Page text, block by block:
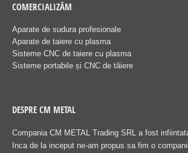
COMERCIALIZĂM
Aparate de sudura profesionale
Aparate de taiere cu plasma
Sisteme CNC de taiere cu plasma
Sisteme portabile și CNC de tăiere
DESPRE CM METAL
Compania CM METAL Trading SRL a fost
Inca de la inceput ne-am propus sa fim o